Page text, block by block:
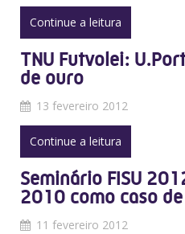
Continue a leitura
TNU Futvolei:
de ouro
13 fevereiro 2012
Continue a leitura
Seminário FISU
2010 como caso
11 fevereiro 2012